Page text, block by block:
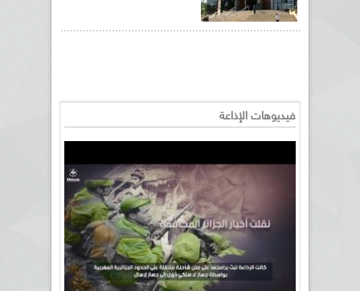
فيديوهات الإذاعة